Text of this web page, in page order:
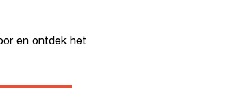
en ontdek het